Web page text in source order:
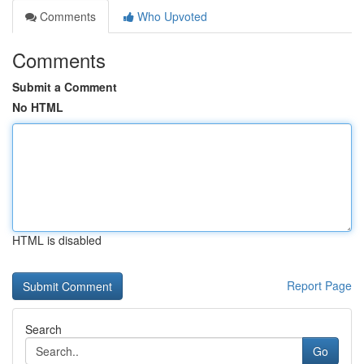
Comments
Who Upvoted
Comments
Submit a Comment
No HTML
HTML is disabled
Report Page
Search
Go